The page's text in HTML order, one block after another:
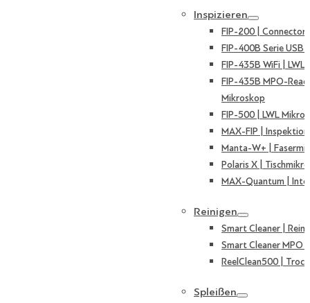
Inspizieren
FIP-200 | Connector
FIP-400B Serie USB
FIP-435B WiFi | LWL
FIP-435B MPO-
Mikroskop
FIP-500 | LWL
MAX-FIP |
Manta-W+ |
Polaris X |
MAX-Quantum |
Reinigen
Smart Cleaner |
Smart Cleaner MPO
ReelClean500 |
Spleißen